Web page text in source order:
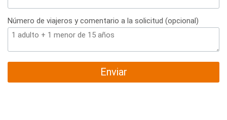
Número de viajeros y comentario a la solicitud (opcional)
Enviar